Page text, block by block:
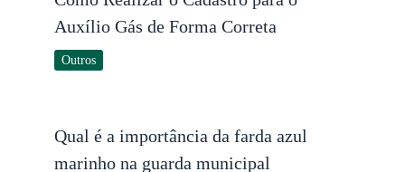
Auxílio Gás de Forma Correta
Outros
Qual é a importância da farda azul
marinho na guarda municipal